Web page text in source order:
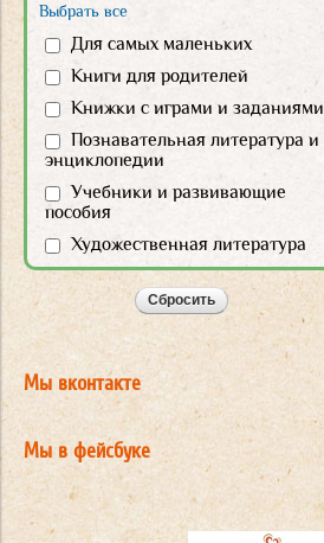
Выбрать все
Для самых маленьких
Книги для родителей
Книжки с играми и заданиями
Познавательная литература и
энциклопедии
Учебники и развивающие
пособия
Художественная литература
Мы вконтакте
Мы в фейсбуке